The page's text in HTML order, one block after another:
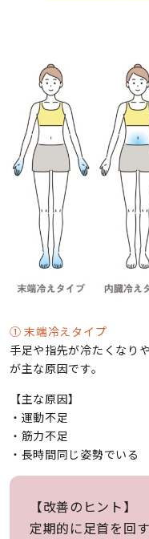
① 末端冷えタイプ
手足や指先が冷たくなり
が主な原因です。
【主な原因】
・運動不足
・筋力不足
・長時間同じ姿勢でいる
【改善のヒント】
定期的に足首を回